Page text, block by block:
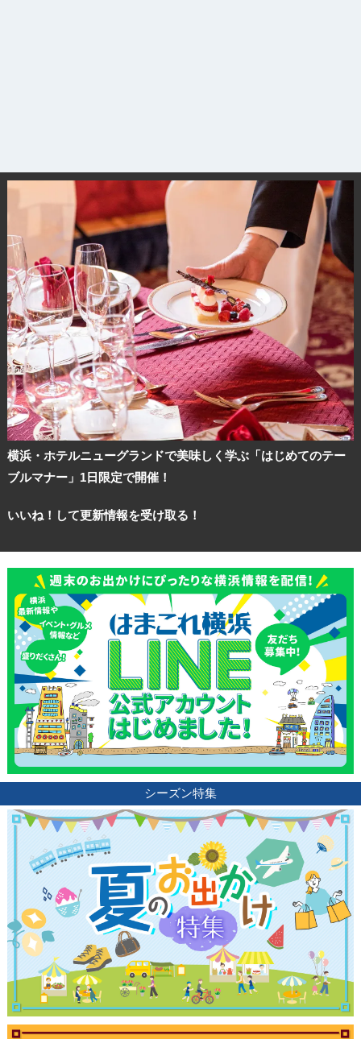
横浜・ホテルニューグランドで美味しく学ぶ「はじめてのテー
ブルマナー」1日限定で開催！
いいね！して更新情報を受け取る！
シーズン特集
観光ガイド
ランキング